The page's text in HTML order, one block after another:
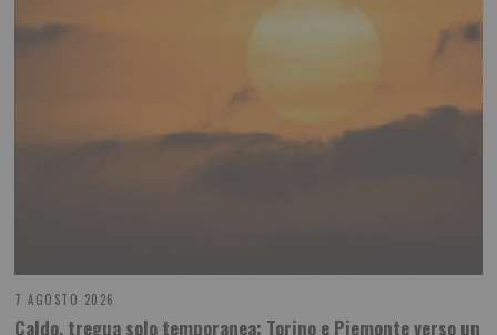
7 AGOSTO 2026
Caldo, tregua solo temporanea: Torino e Piemonte verso un